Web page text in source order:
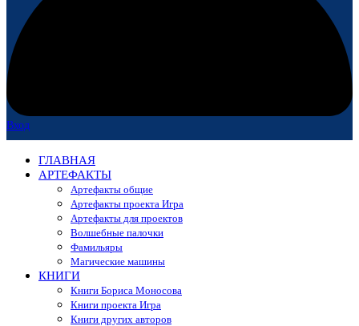
Вход
ГЛАВНАЯ
АРТЕФАКТЫ
Артефакты общие
Артефакты проекта Игра
Артефакты для проектов
Волшебные палочки
Фамильяры
Магические машины
КНИГИ
Книги Бориса Моносова
Книги проекта Игра
Книги других авторов